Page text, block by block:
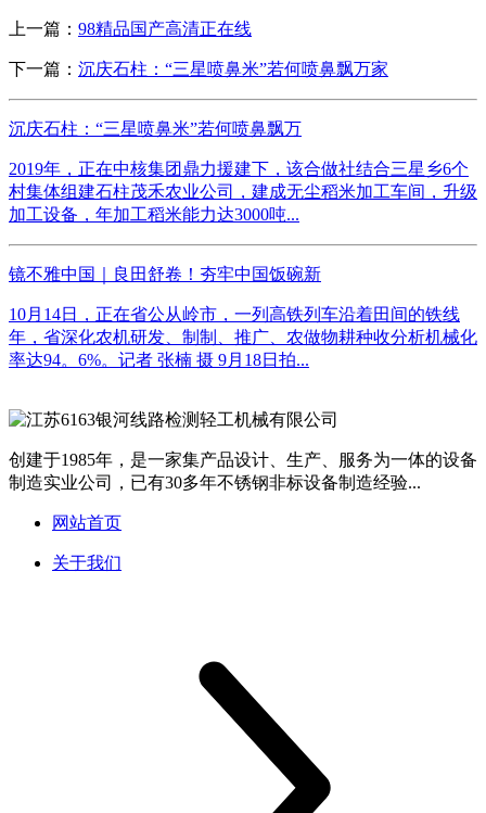
上一篇： 98精品国产高清正在线
下一篇： 沉庆石柱：“三星喷鼻米”若何喷鼻飘万家
沉庆石柱：“三星喷鼻米”若何喷鼻飘万
2019年，正在中核集团鼎力援建下，该合做社结合三星乡6个
村集体组建石柱茂禾农业公司，建成无尘稻米加工车间，升级
加工设备，年加工稻米能力达3000吨...
镜不雅中国｜良田舒卷！夯牢中国饭碗新
10月14日，正在省公从岭市，一列高铁列车沿着田间的铁线
年，省深化农机研发、制制、推广、农做物耕种收分析机械化
率达94。6%。记者 张楠 摄 9月18日拍...
创建于1985年，是一家集产品设计、生产、服务为一体的设备
制造实业公司，已有30多年不锈钢非标设备制造经验...
网站首页
关于我们